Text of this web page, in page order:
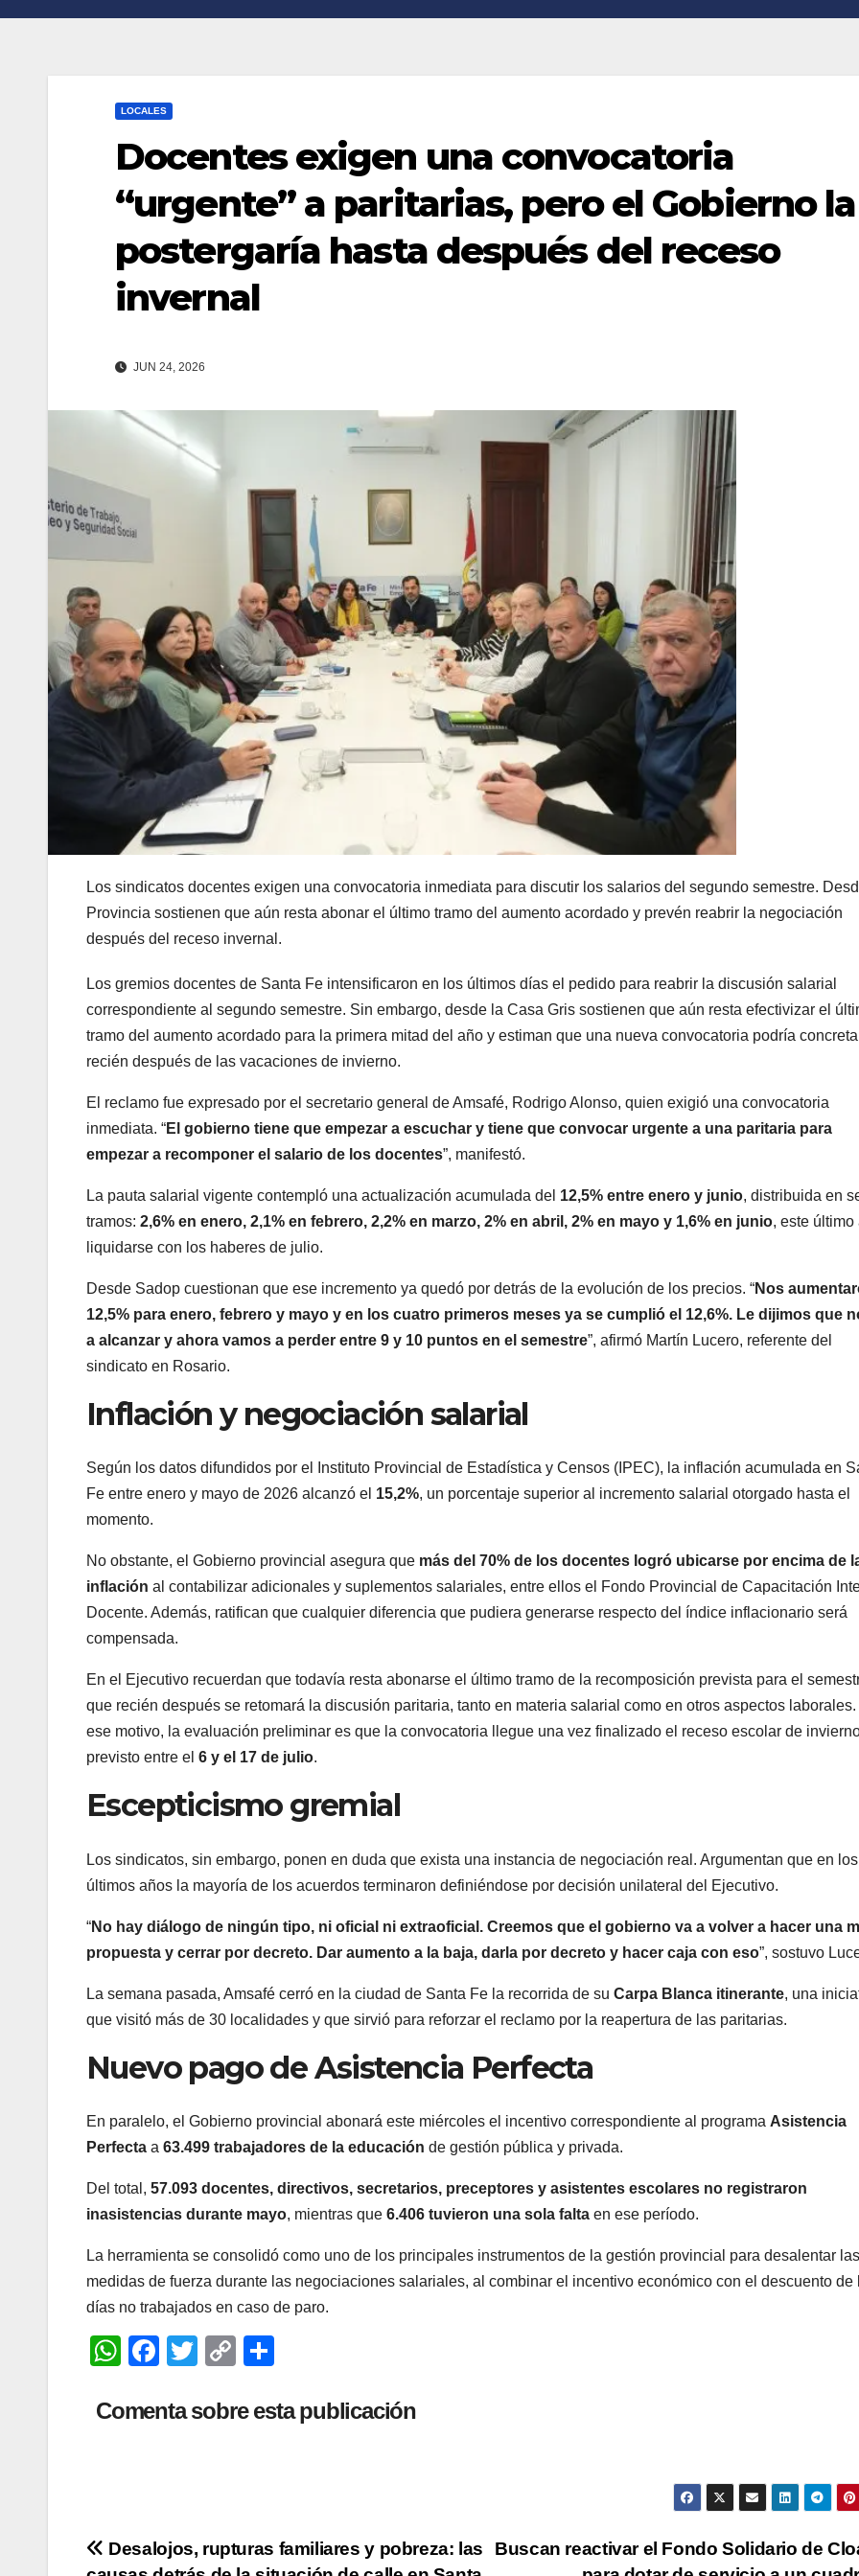
LOCALES
Docentes exigen una convocatoria
“urgente” a paritarias, pero el Gobierno la
postergaría hasta después del receso
invernal
JUN 24, 2026
Los sindicatos docentes exigen una convocatoria inmediata para discutir los salarios del segundo semestre.
Provincia sostienen que aún resta abonar el último tramo del aumento acordado y prevén reabrir la negociación
después del receso invernal.
Los gremios docentes de Santa Fe intensificaron en los últimos días el pedido para reabrir la discusión salarial
correspondiente al segundo semestre. Sin embargo, desde la Casa Gris sostienen que aún resta efectivizar el
tramo del aumento acordado para la primera mitad del año y estiman que una nueva convocatoria podría
recién después de las vacaciones de invierno.
El reclamo fue expresado por el secretario general de Amsafé, Rodrigo Alonso, quien exigió una convocatoria
inmediata. “El gobierno tiene que empezar a escuchar y tiene que convocar urgente a una paritaria para
empezar a recomponer el salario de los docentes”, manifestó.
La pauta salarial vigente contempló una actualización acumulada del 12,5% entre enero y junio, distribuida en
tramos: 2,6% en enero, 2,1% en febrero, 2,2% en marzo, 2% en abril, 2% en mayo y 1,6% en junio, este último
liquidarse con los haberes de julio.
Desde Sadop cuestionan que ese incremento ya quedó por detrás de la evolución de los precios. “Nos
12,5% para enero, febrero y mayo y en los cuatro primeros meses ya se cumplió el 12,6%. Le dijimos que
a alcanzar y ahora vamos a perder entre 9 y 10 puntos en el semestre”, afirmó Martín Lucero, referente del
sindicato en Rosario.
Inflación y negociación salarial
Según los datos difundidos por el Instituto Provincial de Estadística y Censos (IPEC), la inflación acumulada en
Fe entre enero y mayo de 2026 alcanzó el 15,2%, un porcentaje superior al incremento salarial otorgado hasta el
momento.
No obstante, el Gobierno provincial asegura que más del 70% de los docentes logró ubicarse por encima de
inflación al contabilizar adicionales y suplementos salariales, entre ellos el Fondo Provincial de Capacitación
Docente. Además, ratifican que cualquier diferencia que pudiera generarse respecto del índice inflacionario será
compensada.
En el Ejecutivo recuerdan que todavía resta abonarse el último tramo de la recomposición prevista para el
que recién después se retomará la discusión paritaria, tanto en materia salarial como en otros aspectos laborales.
ese motivo, la evaluación preliminar es que la convocatoria llegue una vez finalizado el receso escolar de
previsto entre el 6 y el 17 de julio.
Escepticismo gremial
Los sindicatos, sin embargo, ponen en duda que exista una instancia de negociación real. Argumentan que en los
últimos años la mayoría de los acuerdos terminaron definiéndose por decisión unilateral del Ejecutivo.
“No hay diálogo de ningún tipo, ni oficial ni extraoficial. Creemos que el gobierno va a volver a hacer una
propuesta y cerrar por decreto. Dar aumento a la baja, darla por decreto y hacer caja con eso”, sostuvo
La semana pasada, Amsafé cerró en la ciudad de Santa Fe la recorrida de su Carpa Blanca itinerante, una
que visitó más de 30 localidades y que sirvió para reforzar el reclamo por la reapertura de las paritarias.
Nuevo pago de Asistencia Perfecta
En paralelo, el Gobierno provincial abonará este miércoles el incentivo correspondiente al programa Asistencia
Perfecta a 63.499 trabajadores de la educación de gestión pública y privada.
Del total, 57.093 docentes, directivos, secretarios, preceptores y asistentes escolares no registraron
inasistencias durante mayo, mientras que 6.406 tuvieron una sola falta en ese período.
La herramienta se consolidó como uno de los principales instrumentos de la gestión provincial para desalentar las
medidas de fuerza durante las negociaciones salariales, al combinar el incentivo económico con el descuento de
días no trabajados en caso de paro.
W
at
F
c
o
k
T
tt
C
p
m
Comenta sobre esta publicación
Navegación
Buscan reactivar el Fondo Solidario de
Desalojos, rupturas familiares y pobreza: las
n